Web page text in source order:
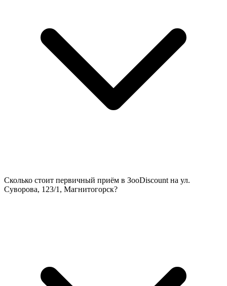
Сколько стоит первичный приём в ЗооDiscount на ул.
Суворова, 123/1, Магнитогорск?